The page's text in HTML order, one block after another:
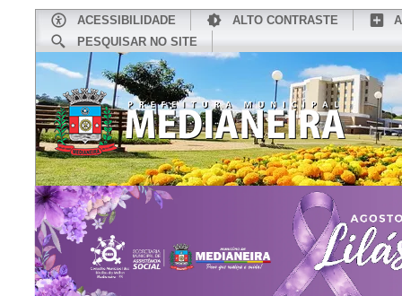
ACESSIBILIDADE ALTO CONTRASTE
PESQUISAR NO SITE
CONHEÇA MEDIANEIRA